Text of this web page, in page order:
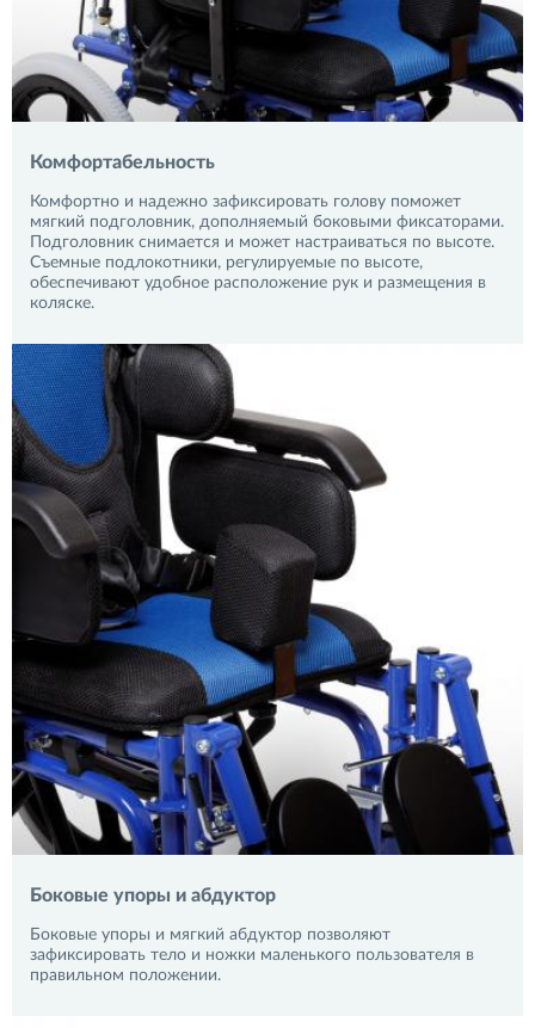
Комфортабельность
Комфортно и надежно зафиксировать голову поможет
мягкий подголовник, дополняемый боковыми фиксаторами.
Подголовник снимается и может настраиваться по высоте.
Съемные подлокотники, регулируемые по высоте,
обеспечивают удобное расположение рук и размещения в
коляске.
Боковые упоры и абдуктор
Боковые упоры и мягкий абдуктор позволяют
зафиксировать тело и ножки маленького пользователя в
правильном положении.